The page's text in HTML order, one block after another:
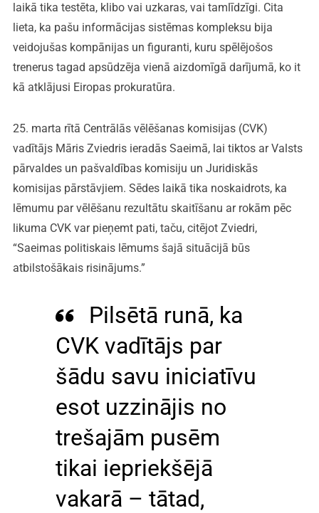
laikā tika testēta, klibo vai uzkaras, vai tamlīdzīgi. Cita
lieta, ka pašu informācijas sistēmas kompleksu bija
veidojušas kompānijas un figuranti, kuru spēlējošos
trenerus tagad apsūdzēja vienā aizdomīgā darījumā, ko it
kā atklājusi Eiropas prokuratūra.
25. marta rītā Centrālās vēlēšanas komisijas (CVK)
vadītājs Māris Zviedris ieradās Saeimā, lai tiktos ar Valsts
pārvaldes un pašvaldības komisiju un Juridiskās
komisijas pārstāvjiem. Sēdes laikā tika noskaidrots, ka
lēmumu par vēlēšanu rezultātu skaitīšanu ar rokām pēc
likuma CVK var pieņemt pati, taču, citējot Zviedri,
“Saeimas politiskais lēmums šajā situācijā būs
atbilstošākais risinājums.”
Pilsētā runā, ka
CVK vadītājs par
šādu savu iniciatīvu
esot uzzinājis no
trešajām pusēm
tikai iepriekšējā
vakarā – tātad,